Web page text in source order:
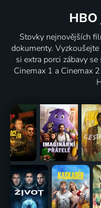
Stovky nejnovějších
dokumenty.
si extra porci zábavy
Cinemax 1 a Cinemax